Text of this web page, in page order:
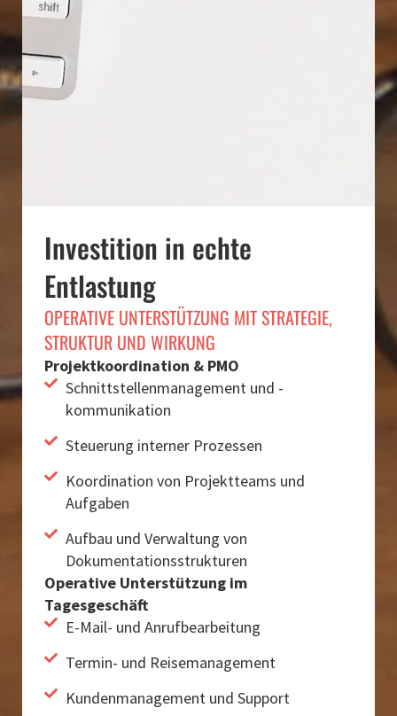
Investition in echte
Entlastung
OPERATIVE UNTERSTÜTZUNG MIT STRATEGIE,
STRUKTUR UND WIRKUNG
Projektkoordination & PMO
Schnittstellenmanagement und -
kommunikation
Steuerung interner Prozessen
Koordination von Projektteams und
Aufgaben
Aufbau und Verwaltung von
Dokumentationsstrukturen
Operative Unterstützung im
Tagesgeschäft
E-Mail- und Anrufbearbeitung
Termin- und Reisemanagement
Kundenmanagement und Support